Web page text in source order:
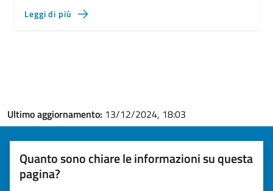
Leggi di più
Ultimo aggiornamento: 13/12/2024, 18:03
Quanto sono chiare le informazioni su questa
pagina?